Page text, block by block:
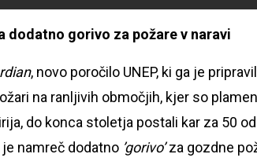
dodatno gorivo za požare v naravi
, novo poročilo UNEP, ki ga je
na ranljivih območjih, kjer so
do konca stoletja postali kar za 50
namreč dodatno ’gorivo’za gozdne